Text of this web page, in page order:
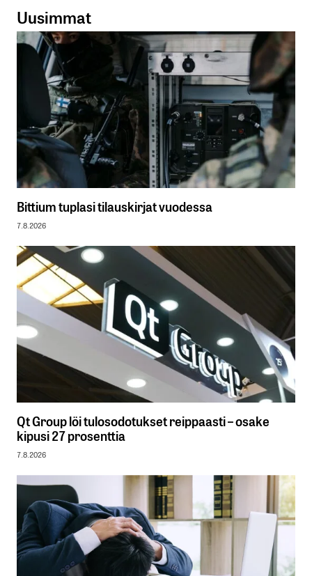
Uusimmat
Bittium tuplasi tilauskirjat vuodessa
7.8.2026
Qt Group löi tulosodotukset reippaasti – osake
kipusi 27 prosenttia
7.8.2026